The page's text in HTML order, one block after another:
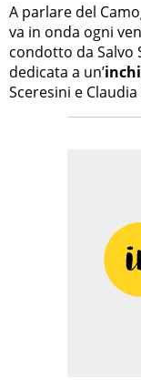
A parlare del
va in onda ogni
condotto da Salvo
dedicata a un’
Sceresini e